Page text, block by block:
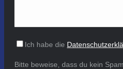
Ich habe die
Bitte beweise, dass du kein